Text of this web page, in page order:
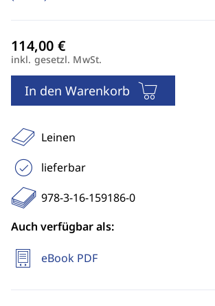
inkl. gesetzl. MwSt.
In den Warenkorb
Leinen
lieferbar
978-3-16-159186-0
Auch verfügbar als:
eBook PDF